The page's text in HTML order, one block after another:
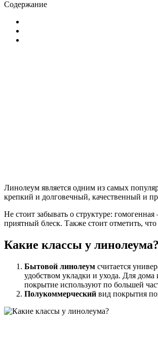
Содержание
Линолеум является одним из самых
крепкий и долговечный, качественный и
Не стоит забывать о структуре:
приятный блеск. Также стоит отметить,
Какие классы у линолеума?
Бытовой линолеум считается
удобством укладки и ухода. Для
покрытие используют по большей
Полукоммерческий вид покрытия